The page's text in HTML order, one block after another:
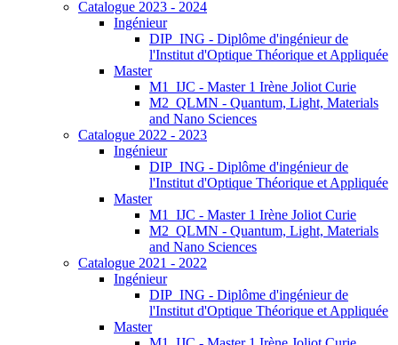
Catalogue 2023 - 2024
Ingénieur
DIP_ING - Diplôme d'ingénieur de
l'Institut d'Optique Théorique et Appliquée
Master
M1_IJC - Master 1 Irène Joliot Curie
M2_QLMN - Quantum, Light, Materials
and Nano Sciences
Catalogue 2022 - 2023
Ingénieur
DIP_ING - Diplôme d'ingénieur de
l'Institut d'Optique Théorique et Appliquée
Master
M1_IJC - Master 1 Irène Joliot Curie
M2_QLMN - Quantum, Light, Materials
and Nano Sciences
Catalogue 2021 - 2022
Ingénieur
DIP_ING - Diplôme d'ingénieur de
l'Institut d'Optique Théorique et Appliquée
Master